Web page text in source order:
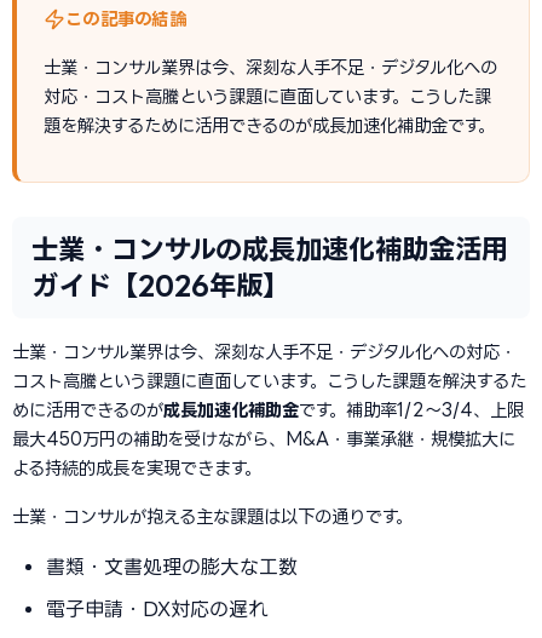
この記事の結論
士業・コンサル業界は今、深刻な人手不足・デジタル化への
対応・コスト高騰という課題に直面しています。こうした課
題を解決するために活用できるのが成長加速化補助金です。
士業・コンサルの成長加速化補助金活用
ガイド【2026年版】
士業・コンサル業界は今、深刻な人手不足・デジタル化への対応・
コスト高騰という課題に直面しています。こうした課題を解決するた
めに活用できるのが成長加速化補助金です。補助率1/2〜3/4、上限
最大450万円の補助を受けながら、M&A・事業承継・規模拡大に
よる持続的成長を実現できます。
士業・コンサルが抱える主な課題は以下の通りです。
書類・文書処理の膨大な工数
電子申請・DX対応の遅れ